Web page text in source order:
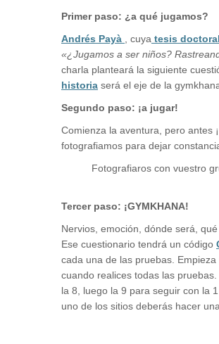
Primer paso: ¿a qué jugamos?
Andrés Payà
, cuya tesis doctoral
«¿Jugamos a ser niños?
charla planteará la siguiente
historia será el eje de la
Segundo paso: ¡a jugar!
Comienza la aventura, pero antes
fotografiamos para dejar
Fotografiaros con vuestro
Tercer paso: ¡GYMKHANA!
Nervios, emoción, dónde será,
Ese cuestionario tendrá un código
cada una de las pruebas.
cuando realices todas las
la 8, luego la 9 para seguir con la
uno de los sitios deberás hacer